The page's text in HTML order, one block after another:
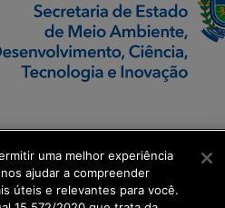
uma melhor experiência
ajudar a compreender
úteis e relevantes para você.